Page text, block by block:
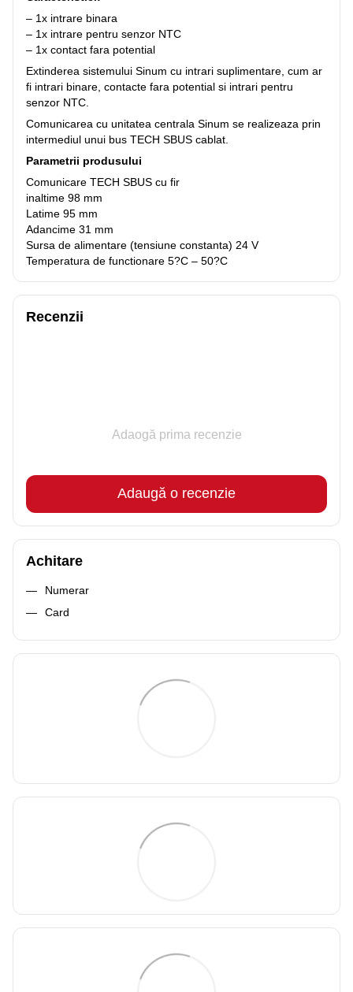
– 1x intrare binara
– 1x intrare pentru senzor NTC
– 1x contact fara potential
Extinderea sistemului Sinum cu intrari suplimentare, cum ar
fi intrari binare, contacte fara potential si intrari pentru
senzor NTC.
Comunicarea cu unitatea centrala Sinum se realizeaza prin
intermediul unui bus TECH SBUS cablat.
Parametrii produsului
Comunicare TECH SBUS cu fir
inaltime 98 mm
Latime 95 mm
Adancime 31 mm
Sursa de alimentare (tensiune constanta) 24 V
Temperatura de functionare 5?C – 50?C
Recenzii
Adaogă prima recenzie
Adaugă o recenzie
Achitare
Numerar
Card